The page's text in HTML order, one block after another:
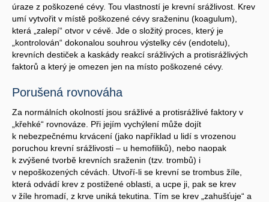
úraze z poškozené cévy. Tou vlastností je krevní srážlivost. Krev
umí vytvořit v místě poškozené cévy sraženinu (koagulum),
která „zalepí“ otvor v cévě. Jde o složitý proces, který je
„kontrolován“ dokonalou souhrou výstelky cév (endotelu),
krevních destiček a kaskády reakcí srážlivých a protisrážlivých
faktorů a který je omezen jen na místo poškozené cévy.
Porušená rovnováha
Za normálních okolností jsou srážlivé a protisrážlivé faktory v
„křehké“ rovnováze. Při jejím vychýlení může dojít
k nebezpečnému krvácení (jako například u lidí s vrozenou
poruchou krevní srážlivosti – u hemofiliků), nebo naopak
k zvýšené tvorbě krevních sraženin (tzv. trombů) i
v nepoškozených cévách. Utvoří-li se krevní se trombus žíle,
která odvádí krev z postižené oblasti, a ucpe ji, pak se krev
v žíle hromadí, z krve uniká tekutina. Tím se krev „zahušťuje“ a